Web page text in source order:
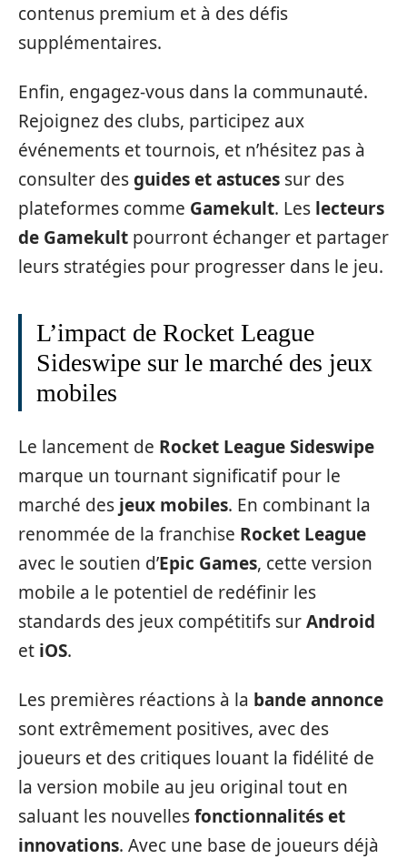
contenus premium et à des défis
supplémentaires.
Enfin, engagez-vous dans la communauté.
Rejoignez des clubs, participez aux
événements et tournois, et n’hésitez pas à
consulter desguides et astuces sur des
plateformes comme Gamekult. Les lecteurs
de Gamekult pourront échanger et partager
leurs stratégies pour progresser dans le jeu.
L’impact de Rocket League
Sideswipe sur le marché des jeux
mobiles
Le lancement de Rocket League Sideswipe
marque un tournant significatif pour le
marché des jeux mobiles. En combinant la
renommée de la franchise Rocket League
avec le soutien d’Epic Games, cette version
mobile a le potentiel de redéfinir les
standards des jeux compétitifs surAndroid
et iOS.
Les premières réactions à la bande annonce
sont extrêmement positives, avec des
joueurs et des critiques louant la fidélité de
la version mobile au jeu original tout en
saluant les nouvellesfonctionnalités et
innovations. Avec une base de joueurs déjà